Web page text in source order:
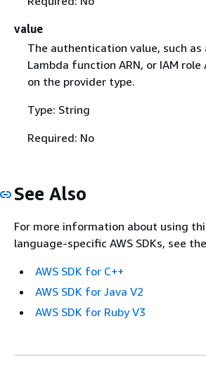
value
The authentication value, such as
Lambda function ARN, or IAM role
on the provider type.
Type: String
Required: No
See Also
For more information about using
language-specific AWS SDKs, see
AWS SDK for C++
AWS SDK for Java V2
AWS SDK for Ruby V3